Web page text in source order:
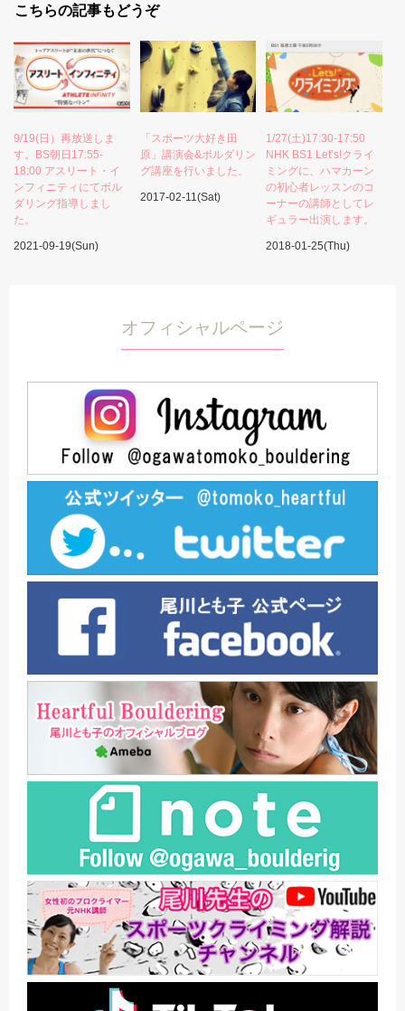
こちらの記事もどうぞ
9/19(日）再放送しま
す。BS朝日17:55-
18:00 アスリート・イ
ンフィニティにてボル
ダリング指導しまし
た。
2021-09-19(Sun)
「スポーツ大好き田
原」講演会&ボルダリン
グ講座を行いました。
2017-02-11(Sat)
1/27(土)17:30-17:50
NHK BS1 Let’s!クライ
ミングに、ハマカーン
の初心者レッスンのコ
ーナーの講師としてレ
ギュラー出演します。
2018-01-25(Thu)
オフィシャルページ